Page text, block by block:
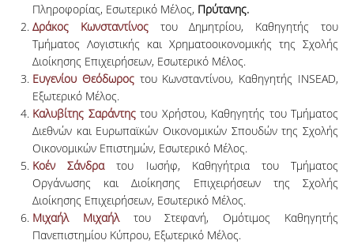
Πληροφορίας, Εσωτερικό Μέλος, Πρύτανης.
Δράκος Κωνσταντίνοςτου Δημητρίου, Καθηγητής του
Τμήματος Λογιστικής και Χρηματοοικονομικής της Σχολής
Διοίκησης Επιχειρήσεων, Εσωτερικό Μέλος.
Ευγενίου Θεόδωροςτου Κωνσταντίνου, Καθηγητής INSEAD,
Εξωτερικό Μέλος.
Καλυβίτης Σαράντηςτου Χρήστου, Καθηγητής του Τμήματος
Διεθνών και Ευρωπαϊκών Οικονομικών Σπουδών της Σχολής
Οικονομικών Επιστημών, Εσωτερικό Μέλος.
Κοέν Σάνδρατου Ιωσήφ, Καθηγήτρια του Τμήματος
Οργάνωσης και Διοίκησης Επιχειρήσεων της Σχολής
Διοίκησης Επιχειρήσεων, Εσωτερικό Μέλος.
Μιχαήλ Μιχαήλτου Στεφανή, Ομότιμος Καθηγητής
Πανεπιστημίου Κύπρου, Εξωτερικό Μέλος.